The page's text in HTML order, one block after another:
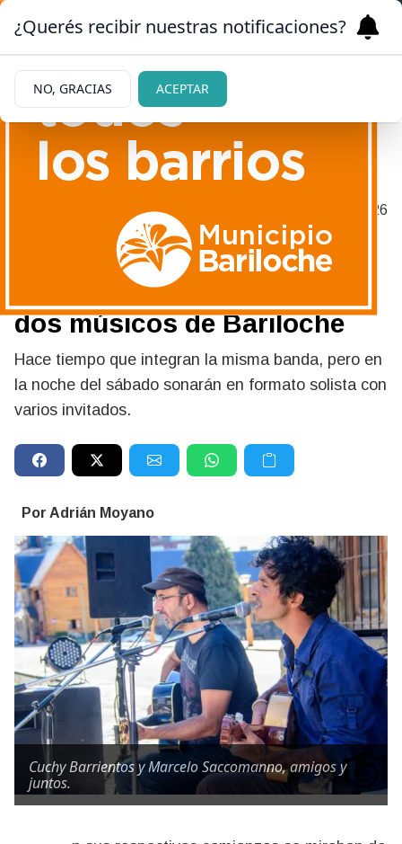
03/06/2026
Al comienzo se miraban de
lejos: compartirán concierto
dos músicos de Bariloche
Hace tiempo que integran la misma banda, pero en
la noche del sábado sonarán en formato solista con
varios invitados.
Por Adrián Moyano
Cuchy Barrientos y Marcelo Saccomanno, amigos y
juntos.
¿Querés recibir nuestras notificaciones?
NO, GRACIAS ACEPTAR